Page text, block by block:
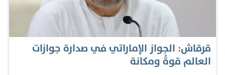
الأمريكية لخطة السلام في غزة يمثل فرصة تاريخية ستبدأ
بمعالجة المظالم التي استغلها المتطرفون لعقود. وأشار إلى
أن مبادرة الرباعية في السودان تشكل إطاراً قوياً لإنهاء
الصراع المدمر وتمهيد الطريق لوقف إطلاق نار دائم، وتسهيل
وصول المساعدات الإنسانية دون عوائق، والانتقال إلى حكومة
قرقاش: الجواز الإماراتي في صدارة جوازات
العالم قوةً ومكانة